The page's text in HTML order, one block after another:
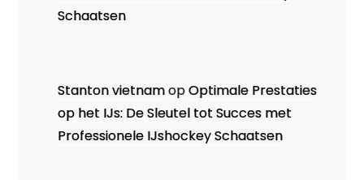
Schaatsen
Stanton vietnamopOptimale Prestaties
op het IJs: De Sleutel tot Succes met
Professionele IJshockey Schaatsen